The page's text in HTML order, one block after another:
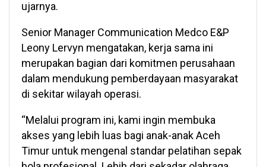
ujarnya.
Senior Manager Communication Medco E&P
Leony Lervyn mengatakan, kerja sama ini
merupakan bagian dari komitmen perusahaan
dalam mendukung pemberdayaan masyarakat
di sekitar wilayah operasi.
“Melalui program ini, kami ingin membuka
akses yang lebih luas bagi anak-anak Aceh
Timur untuk mengenal standar pelatihan sepak